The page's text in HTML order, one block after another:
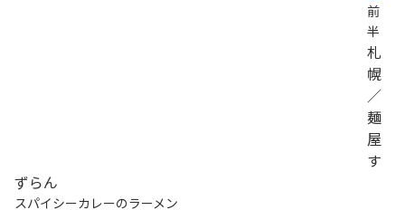
前
半
札
幌
／
麺
屋
す
ずらん
スパイシーカレーのラーメン